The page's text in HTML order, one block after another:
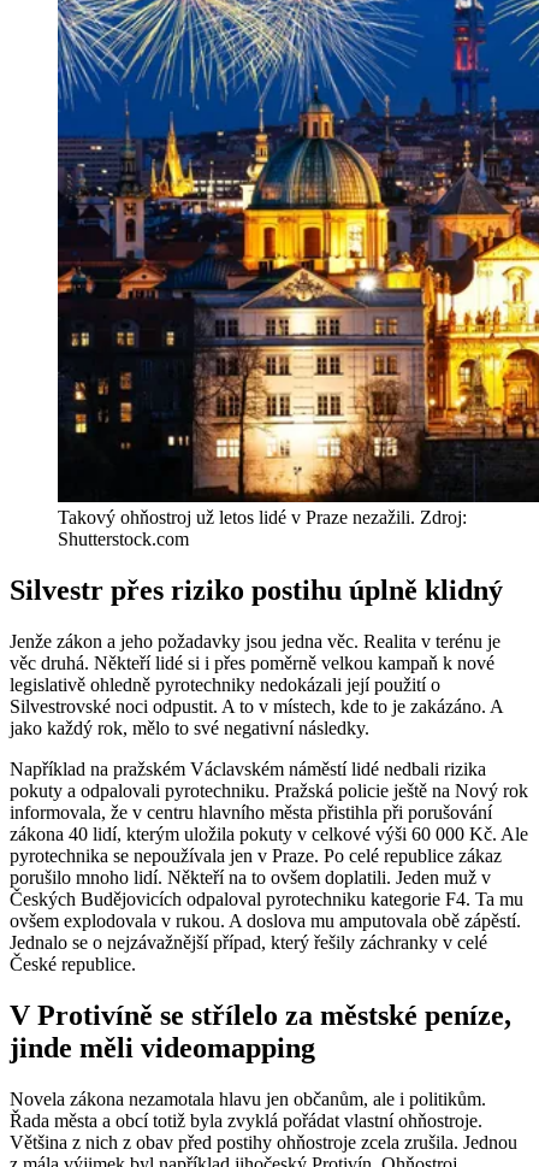
Takový ohňostroj už letos lidé v Praze nezažili. Zdroj:
Shutterstock.com
Silvestr přes riziko postihu úplně klidný
Jenže zákon a jeho požadavky jsou jedna věc. Realita v terénu je
věc druhá. Někteří lidé si i přes poměrně velkou kampaň k nové
legislativě ohledně pyrotechniky nedokázali její použití o
Silvestrovské noci odpustit. A to v místech, kde to je zakázáno. A
jako každý rok, mělo to své negativní následky.
Například na pražském Václavském náměstí lidé nedbali rizika
pokuty a odpalovali pyrotechniku. Pražská policie ještě na Nový rok
informovala, že v centru hlavního města přistihla při porušování
zákona 40 lidí, kterým uložila pokuty v celkové výši 60 000 Kč. Ale
pyrotechnika se nepoužívala jen v Praze. Po celé republice zákaz
porušilo mnoho lidí. Někteří na to ovšem doplatili. Jeden muž v
Českých Budějovicích odpaloval pyrotechniku kategorie F4. Ta mu
ovšem explodovala v rukou. A doslova mu amputovala obě zápěstí.
Jednalo se o nejzávažnější případ, který řešily záchranky v celé
České republice.
V Protivíně se střílelo za městské peníze,
jinde měli videomapping
Novela zákona nezamotala hlavu jen občanům, ale i politikům.
Řada města a obcí totiž byla zvyklá pořádat vlastní ohňostroje.
Většina z nich z obav před postihy ohňostroje zcela zrušila. Jednou